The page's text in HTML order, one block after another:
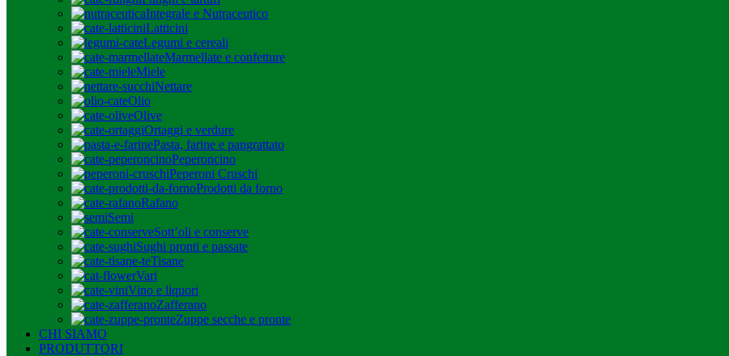
Integrale e Nutraceutico
Latticini
Legumi e cereali
Marmellate e confetture
Miele
Nettare
Olio
Olive
Ortaggi e verdure
Pasta, farine e pangrattato
Peperoncino
Peperoni Cruschi
Prodotti da forno
Rafano
Semi
Sott’oli e conserve
Sughi pronti e passate
Tisane
Vari
Vino e liquori
Zafferano
Zuppe secche e pronte
CHI SIAMO
PRODUTTORI